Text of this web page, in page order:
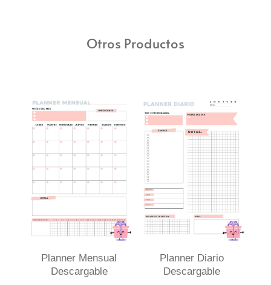
Otros Productos
Planner Mensual
Descargable
Planner Diario
Descargable